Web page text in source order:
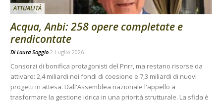
ATTUALITÀ
Acqua, Anbi: 258 opere completate e
rendicontate
Di Laura Saggio 2 Luglio 2026
Consorzi di bonifica protagonisti del Pnrr, ma restano risorse da
attivare: 2,4 miliardi nei fondi di coesione e 7,3 miliardi di nuovi
progetti in attesa. Dall'Assemblea nazionale l'appello a
trasformare la gestione idrica in una priorità strutturale. La sfida è